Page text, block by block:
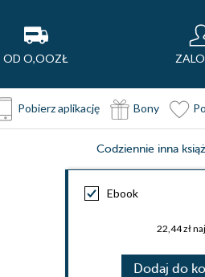
OD O,OOZŁ
Pobierz aplikację Bony
Codziennie inna
Ebook
22,44 zł
Dodaj do